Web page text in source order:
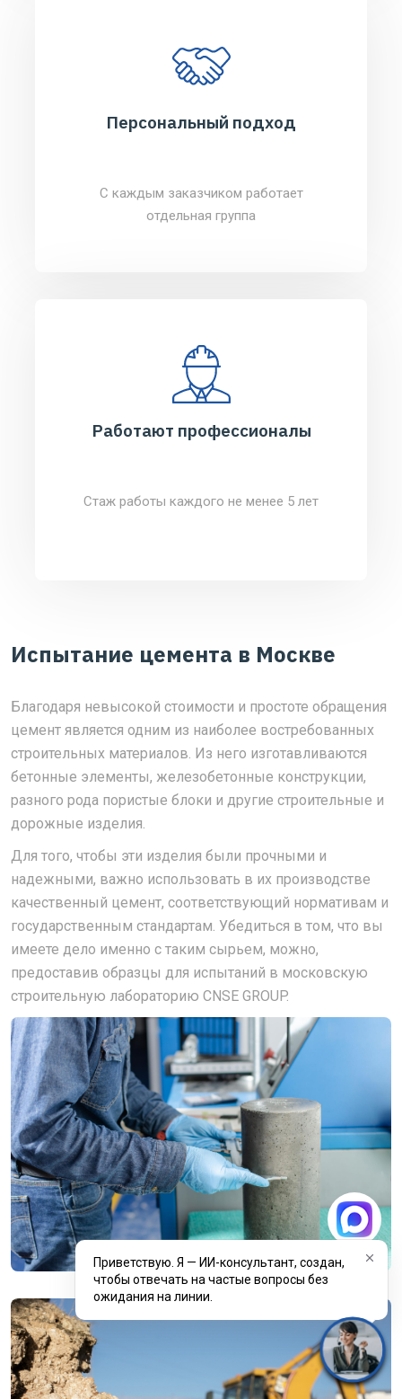
Персональный подход
С каждым заказчиком работает
отдельная группа
Работают профессионалы
Стаж работы каждого не менее 5 лет
Испытание цемента в Москве
Благодаря невысокой стоимости и простоте обращения
цемент является одним из наиболее востребованных
строительных материалов. Из него изготавливаются
бетонные элементы, железобетонные конструкции,
разного рода пористые блоки и другие строительные и
дорожные изделия.
Для того, чтобы эти изделия были прочными и
надежными, важно использовать в их производстве
качественный цемент, соответствующий нормативам и
государственным стандартам. Убедиться в том, что вы
имеете дело именно с таким сырьем, можно,
предоставив образцы для испытаний в московскую
строительную лабораторию CNSE GROUP.
Приветствую. Я — ИИ-консультант, создан,
чтобы отвечать на частые вопросы без
ожидания на линии.